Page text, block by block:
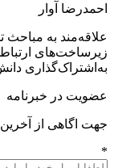
احمدرضا آوار
علاقه‌مند به
زیرساخت‌های
به‌اشتراک‌گذاری
عضویت در خبرنامه
جهت اگاهی از
*